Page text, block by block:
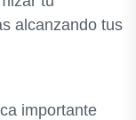
alcanzando tus
importante